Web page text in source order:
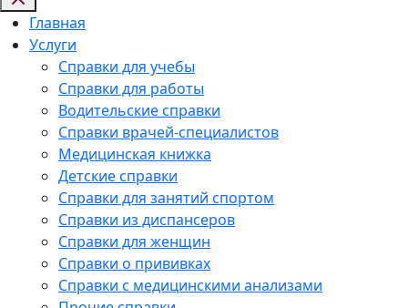
Главная
Услуги
Справки для учебы
Справки для работы
Водительские справки
Справки врачей-специалистов
Медицинская книжка
Детские справки
Справки для занятий спортом
Справки из диспансеров
Справки для женщин
Справки о прививках
Справки с медицинскими анализами